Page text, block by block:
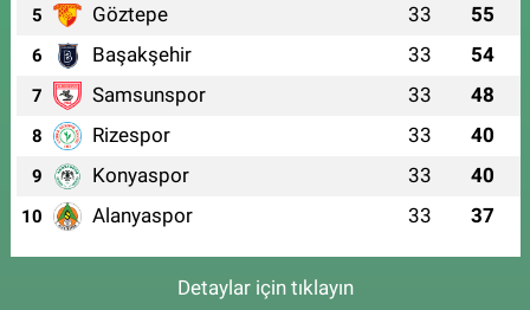
5 Göztepe 33 55
6 Başakşehir 33 54
7 Samsunspor 33 48
8 Rizespor 33 40
9 Konyaspor 33 40
10 Alanyaspor 33 37
Detaylar için tıklayın